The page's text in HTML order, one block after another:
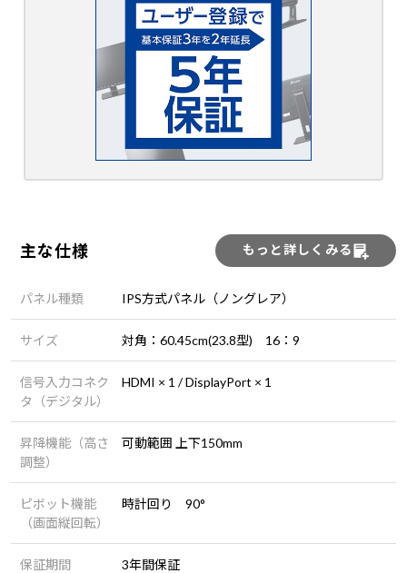
主な仕様 もっと詳しくみる
パネル種類 IPS方式パネル（ノングレア）
サイズ 対角：60.45cm(23.8型) 16：9
信号入力コネク
タ（デジタル）
HDMI × 1 / DisplayPort × 1
昇降機能（高さ
調整）
可動範囲 上下150mm
ピボット機能
（画面縦回転）
時計回り 90°
保証期間 3年間保証